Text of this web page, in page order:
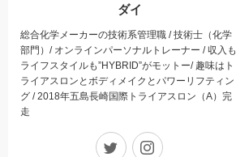
ダイ
総合化学メーカーの技術系管理職 / 技術士（化学
部門）/ オンラインパーソナルトレーナー / 収入も
ライフスタイルも”HYBRID”がモットー/ 趣味はト
ライアスロンとボディメイクとパワーリフティン
グ / 2018年五島長崎国際トライアスロン（A）完
走
Twitter